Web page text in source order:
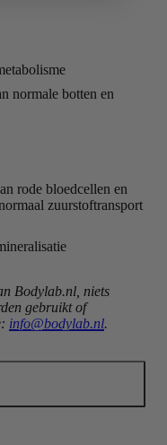
normale botten en
rode bloedcellen en
zuurstoftransport
Bodylab.nl, niets
gebruikt of
info@bodylab.nl.